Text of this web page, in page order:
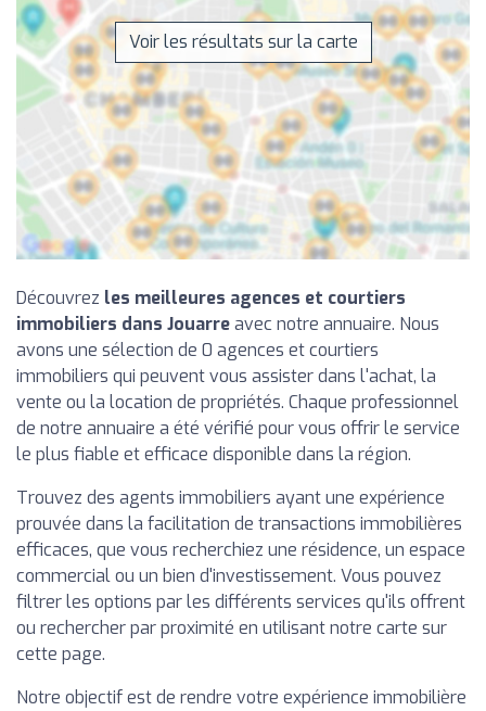
Voir les résultats sur la carte
Découvrez les meilleures agences et courtiers
immobiliers dans Jouarreavec notre annuaire. Nous
avons une sélection de 0 agences et courtiers
immobiliers qui peuvent vous assister dans l'achat, la
vente ou la location de propriétés. Chaque professionnel
de notre annuaire a été vérifié pour vous offrir le service
le plus fiable et efficace disponible dans la région.
Trouvez des agents immobiliers ayant une expérience
prouvée dans la facilitation de transactions immobilières
efficaces, que vous recherchiez une résidence, un espace
commercial ou un bien d'investissement. Vous pouvez
filtrer les options par les différents services qu'ils offrent
ou rechercher par proximité en utilisant notre carte sur
cette page.
Notre objectif est de rendre votre expérience immobilière